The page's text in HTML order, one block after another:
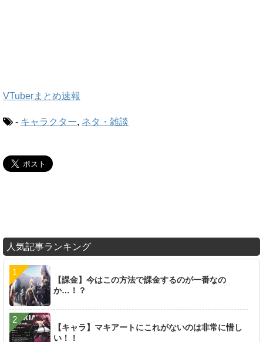
VTuberまとめ速報
- キャラクター, ネタ・雑談
人気記事ランキング
【課金】今はこの方法で課金するのが一番なの
か…！？
【キャラ】マキアートにこれがないのは非常に惜し
い！！